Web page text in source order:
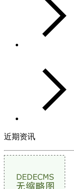
近期资讯